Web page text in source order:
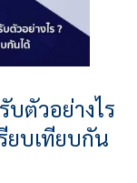
ตัวอย่างไร
ยบเทียบกัน